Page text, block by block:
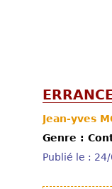
Jean-yves
Genre :
Publié le :